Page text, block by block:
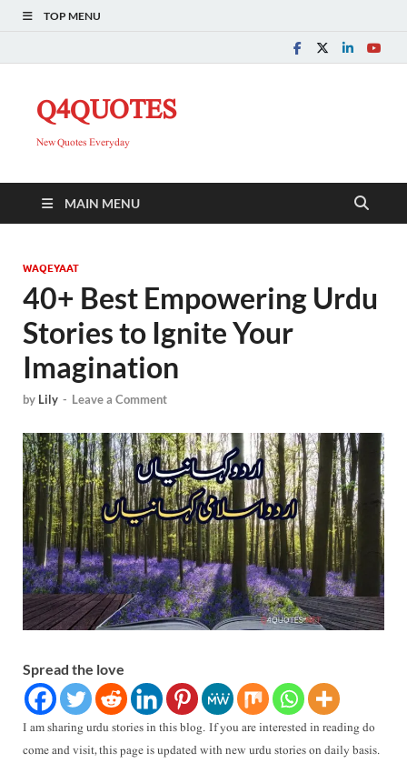
TOP MENU
Q4QUOTES
New Quotes Everyday
MAIN MENU
WAQEYAAT
40+ Best Empowering Urdu
Stories to Ignite Your
Imagination
by Lily - Leave a Comment
Spread the love
I am sharing urdu stories in this blog. If you are interested in reading do
come and visit, this page is updated with new urdu stories on daily basis.